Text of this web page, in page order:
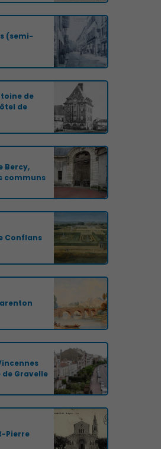
(semi-
de
de
Bercy,
communs
Conflans
Gravelle
Pierre